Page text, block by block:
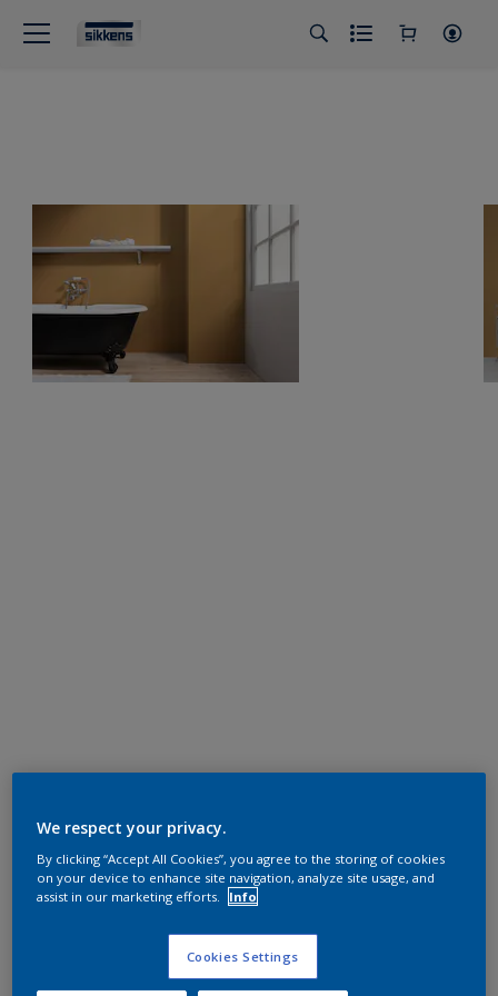
We respect your privacy.
By clicking “Accept All Cookies”, you agree to the storing of cookies
on your device to enhance site navigation, analyze site usage, and
assist in our marketing efforts.
Info
Cookies Settings